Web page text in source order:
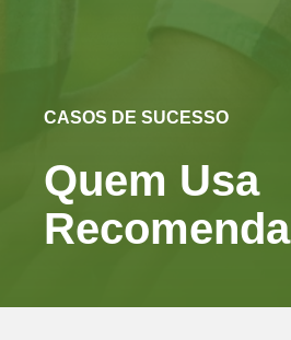
CASOS DE SUCESSO
Quem Usa
Recomenda